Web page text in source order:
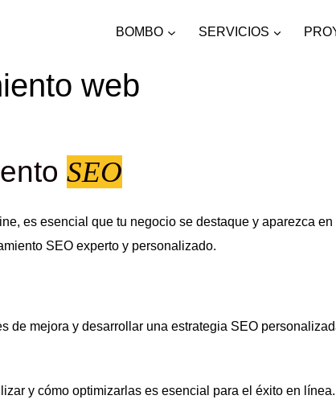
BOMBO SERVICIOS
web
SEO
es esencial que tu negocio se destaque y aparezca
SEO experto y personalizado.
de mejora y desarrollar una estrategia SEO
y cómo optimizarlas es esencial para el éxito en línea.